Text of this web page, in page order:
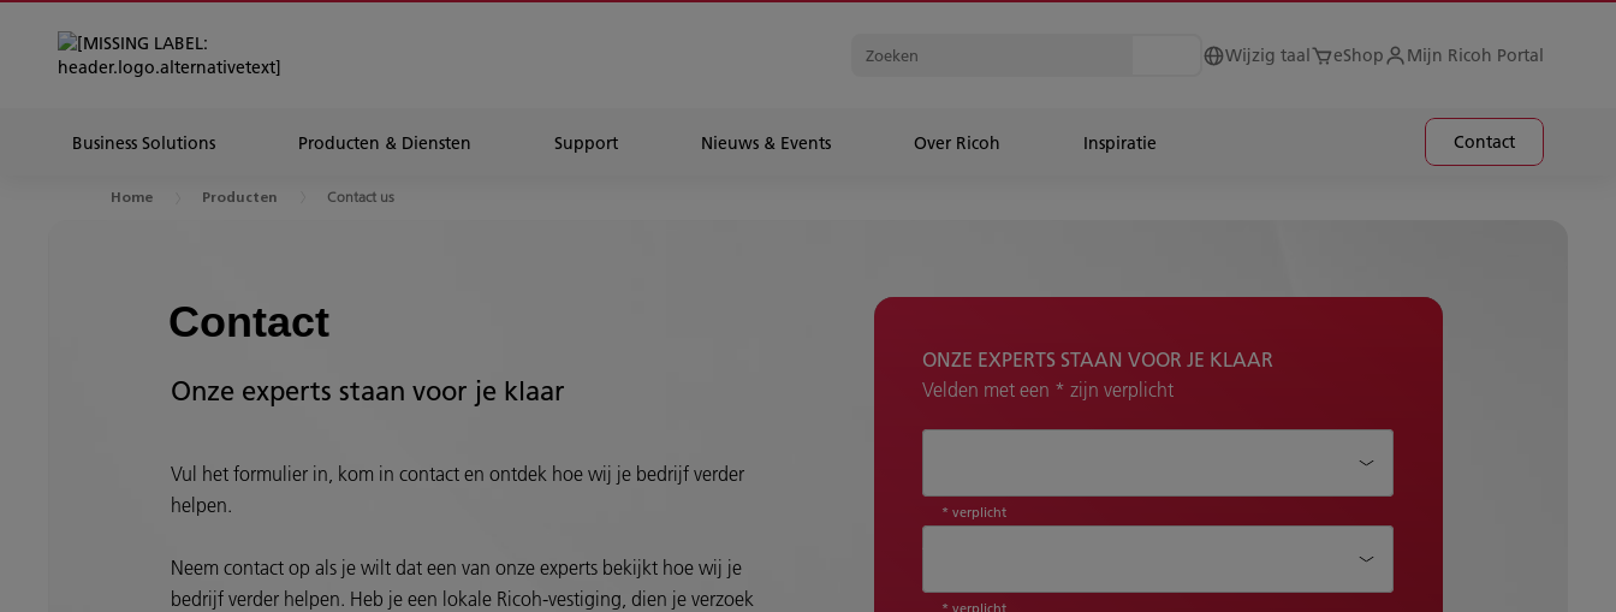
Wijzig taal eShop Mijn Ricoh Portal
Business Solutions Producten & Diensten Support Nieuws & Events Over Ricoh Inspiratie Contact
Home Producten Contact us
Contact
Onze experts staan voor je klaar
Vul het formulier in, kom in contact en ontdek hoe wij je bedrijf verder
helpen.
Neem contact op als je wilt dat een van onze experts bekijkt hoe wij je
bedrijf verder helpen. Heb je een lokale Ricoh-vestiging, dien je verzoek
ONZE EXPERTS STAAN VOOR JE KLAAR
Velden met een * zijn verplicht
* verplicht
* verplicht